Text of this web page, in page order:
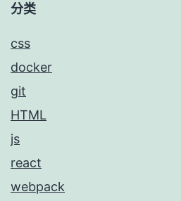
分类
css
docker
git
HTML
js
react
webpack